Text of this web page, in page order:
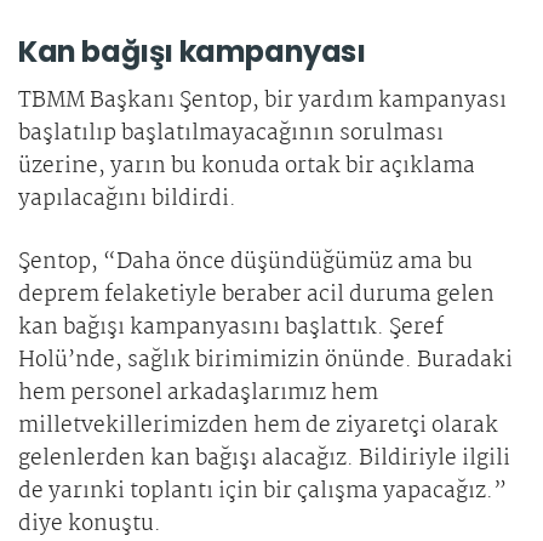
Kan bağışı kampanyası
TBMM Başkanı Şentop, bir yardım kampanyası
başlatılıp başlatılmayacağının sorulması
üzerine, yarın bu konuda ortak bir açıklama
yapılacağını bildirdi.
Şentop, “Daha önce düşündüğümüz ama bu
deprem felaketiyle beraber acil duruma gelen
kan bağışı kampanyasını başlattık. Şeref
Holü’nde, sağlık birimimizin önünde. Buradaki
hem personel arkadaşlarımız hem
milletvekillerimizden hem de ziyaretçi olarak
gelenlerden kan bağışı alacağız. Bildiriyle ilgili
de yarınki toplantı için bir çalışma yapacağız.”
diye konuştu.